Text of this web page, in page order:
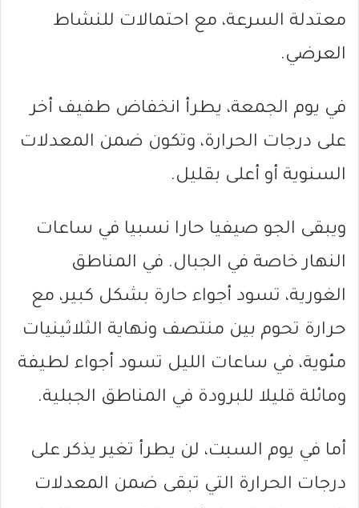
معتدلة السرعة، مع احتمالات للنشاط
العرضي.
في يوم الجمعة، يطرأ انخفاض طفيف أخر
على درجات الحرارة، وتكون ضمن المعدلات
السنوية أو أعلى بقليل.
ويبقى الجو صيفيا حارا نسبيا في ساعات
النهار خاصة في الجبال. في المناطق
الغورية، تسود أجواء حارة بشكل كبير، مع
حرارة تحوم بين منتصف ونهاية الثلاثينيات
مئوية، في ساعات الليل تسود أجواء لطيفة
ومائلة قليلا للبرودة في المناطق الجبلية.
أما في يوم السبت، لن يطرأ تغير يذكر على
درجات الحرارة التي تبقى ضمن المعدلات